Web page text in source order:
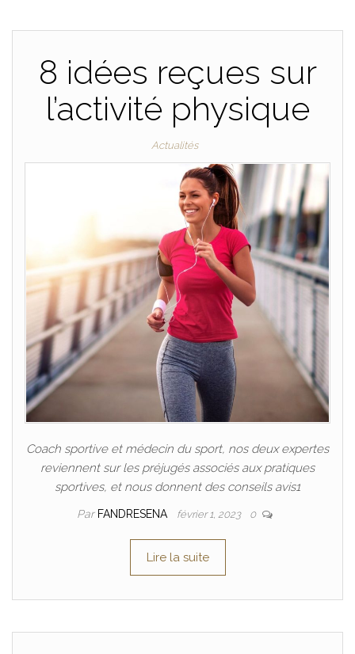
8 idées reçues sur
l’activité physique
Actualités
Coach sportive et médecin du sport, nos deux expertes
reviennent sur les préjugés associés aux pratiques
sportives, et nous donnent des conseils avis1
Par FANDRESENA février 1, 2023 0
Lire la suite